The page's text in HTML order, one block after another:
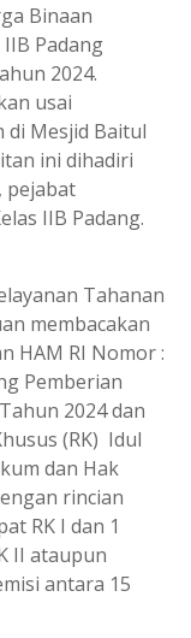
Binaan
Padang
2024.
usai
di Mesjid Baitul
ini dihadiri
pejabat
IIB Padang.
Tahanan
membacakan
HAM RI Nomor :
Pemberian
2024 dan
(RK) Idul
dan Hak
rincian
RK I dan 1
II ataupun
antara 15